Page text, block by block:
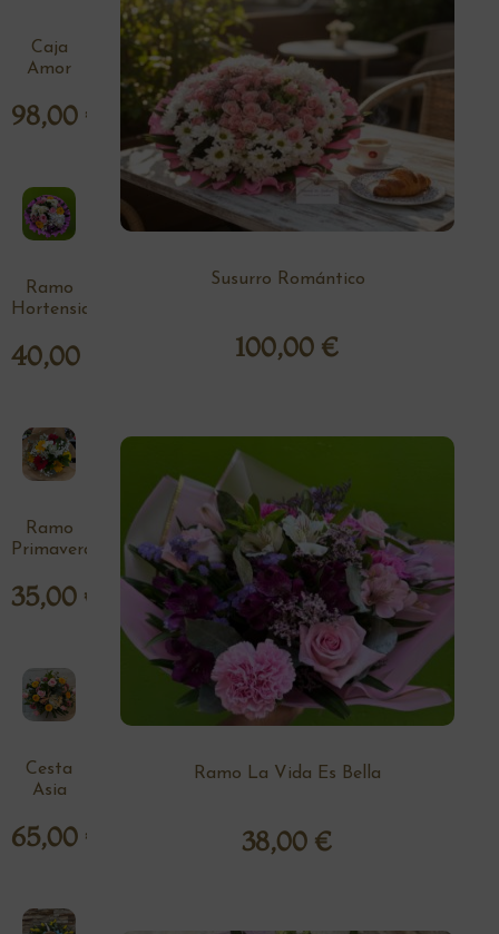
Susurro Romántico
100,00 €
Caja
Amor
98,00 €
Ramo La Vida Es Bella
38,00 €
Ramo
Hortensia
40,00
Ramo
Primavera
35,00 €
Cesta
Asia
65,00 €